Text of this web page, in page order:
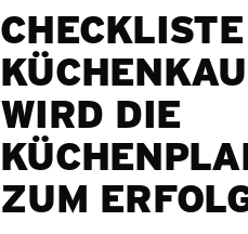
CHECKLISTE
WIRD DIE
ZUM